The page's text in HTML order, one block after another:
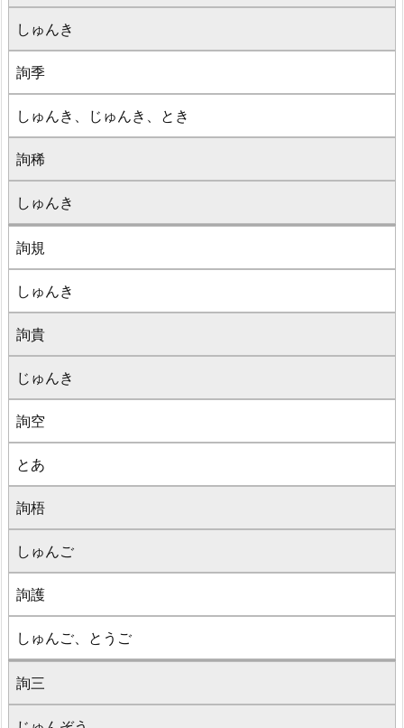
しゅんき
詢季
しゅんき、じゅんき、とき
詢稀
しゅんき
詢規
しゅんき
詢貴
じゅんき
詢空
とあ
詢梧
しゅんご
詢護
しゅんご、とうご
詢三